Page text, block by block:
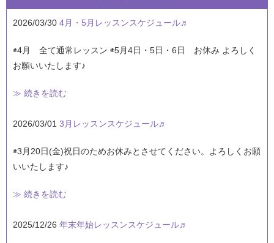
2026/03/30 4月・5月レッスンスケジュール♬
◉4月 全て通常レッスン ◉5月4日・5日・6日 お休み よろしく
お願いいたします♪
≫ 続きを読む
2026/03/01 3月レッスンスケジュール♬
◉3月20日(金)祝日のためお休みとさせてください。よろしくお願
いいたします♪
≫ 続きを読む
2025/12/26 年末年始レッスンスケジュール♬